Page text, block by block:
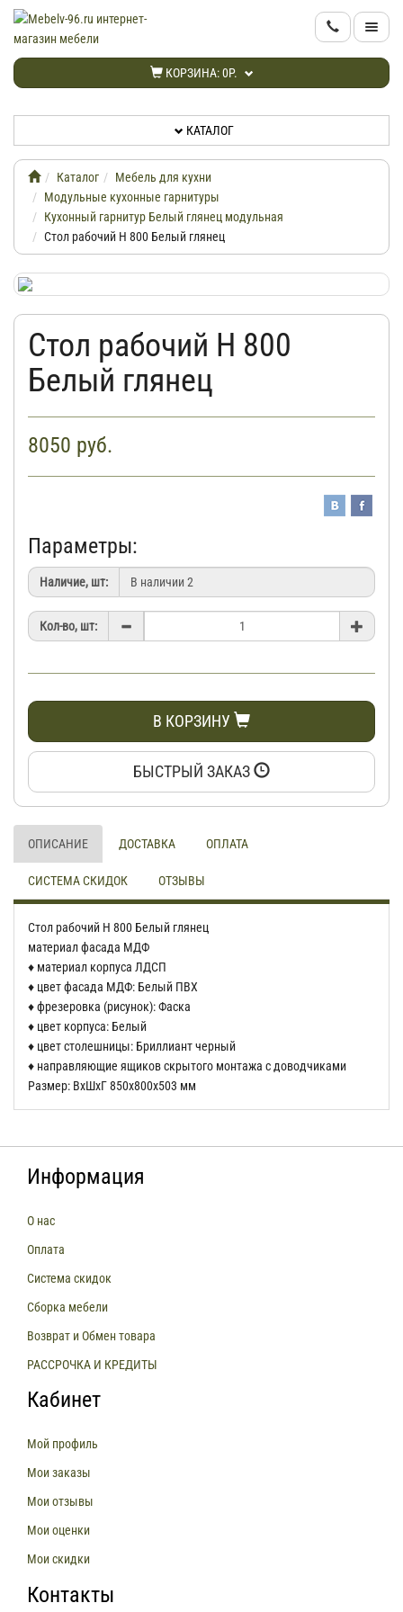
КОРЗИНА:0Р.
КАТАЛОГ
НОВИНКИ
ИНФОРМАЦИЯ
ДОСТАВКА
КАБИНЕТ
КОНТАКТЫ
КАТАЛОГ
Каталог
Мебель для кухни
Модульные кухонные гарнитуры
Кухонный гарнитур Белый глянец модульная
Стол рабочий Н 800 Белый глянец
Стол рабочий Н 800
Белый глянец
8050 руб.
Параметры:
Наличие, шт:
Кол-во, шт:
В КОРЗИНУ
БЫСТРЫЙ ЗАКАЗ
ОПИСАНИЕ ДОСТАВКА ОПЛАТА
СИСТЕМА СКИДОК ОТЗЫВЫ
Стол рабочий Н 800 Белый глянец
материал фасада МДФ
♦ материал корпуса ЛДСП
♦ цвет фасада МДФ: Белый ПВХ
♦ фрезеровка (рисунок): Фаска
♦ цвет корпуса: Белый
♦ цвет столешницы: Бриллиант черный
♦ направляющие ящиков скрытого монтажа с доводчиками
Размер: ВхШхГ 850х800х503 мм
Информация
О нас
Оплата
Система скидок
Сборка мебели
Возврат и Обмен товара
РАССРОЧКА И КРЕДИТЫ
Кабинет
Мой профиль
Мои заказы
Мои отзывы
Мои оценки
Мои скидки
Контакты